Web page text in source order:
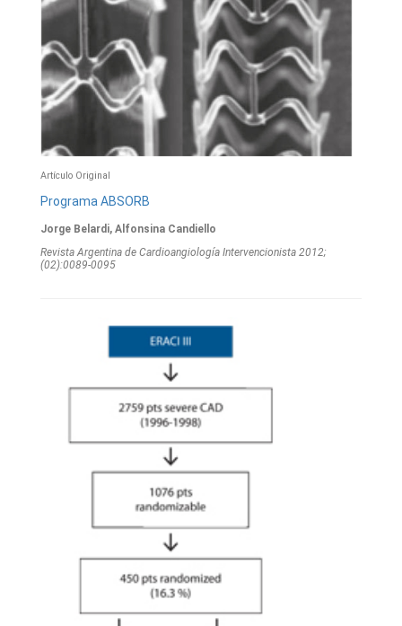
Artículo Original
Programa ABSORB
Jorge Belardi, Alfonsina Candiello
Revista Argentina de Cardioangiologí­a Intervencionista 2012;
(02):0089-0095